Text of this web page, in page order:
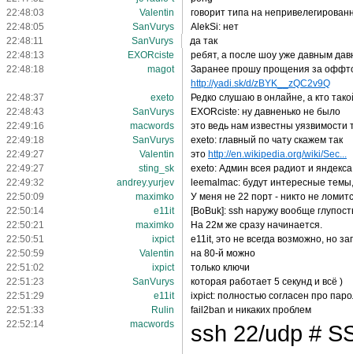
22:48:03
Valentin
говорит типа на
22:48:05
SanVurys
AlekSi: нет
22:48:11
SanVurys
да так
22:48:13
EXORciste
ребят, а после шоу уже давным
22:48:18
magot
Заранее прошу прощения за
http://yadi.sk/d/zBYK__zQC2v9Q
22:48:37
exeto
Редко слушаю в онлайне, а кто
22:48:43
SanVurys
EXORciste: ну давненько не было
22:49:16
macwords
это ведь нам известны уязвимости
22:49:18
SanVurys
exeto: главный по чату скажем так
22:49:27
Valentin это http://en.wikipedia.org/wiki/Sec...
22:49:27
sting_sk
exeto: Админ всея радиот и яндекса
22:49:32
andrey.yurjev
leemalmac: будут интересные
22:50:09
maximko
У меня не 22 порт - никто не
22:50:14
e11it
[BoBuk]: ssh наружу вообще
22:50:21
maximko
На 22м же сразу начинается.
22:50:51
ixpict
e11it, это не всегда возможно, но
22:50:59
Valentin
на 80-й можно
22:51:02
ixpict
только ключи
22:51:23
SanVurys
которая работает 5 секунд и всё )
22:51:29
e11it
ixpict: полностью согласен про
22:51:33
Rulin
fail2ban и никаких проблем
22:52:14
macwords
ssh 22/udp #